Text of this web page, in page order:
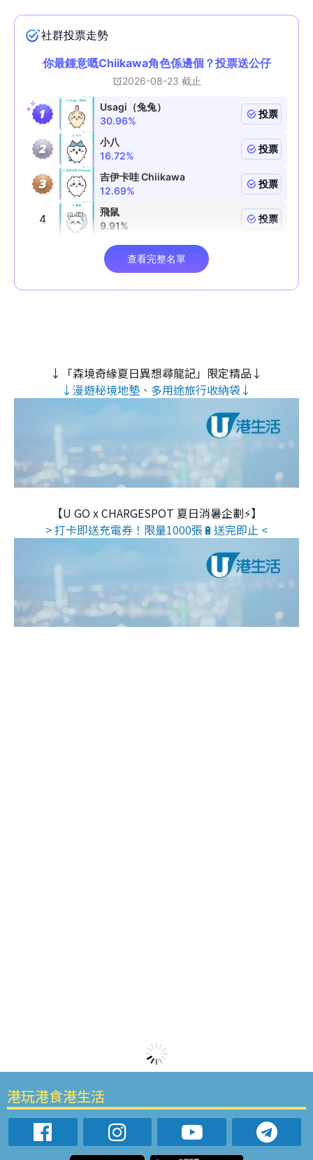
↓「森境奇緣夏日異想尋龍記」限定精品↓
↓漫遊秘境地墊、多用途旅行收納袋↓
【U GO x CHARGESPOT 夏日消暑企劃⚡】
> 打卡即送充電券！限量1000張🔋送完即止 <
港玩港食港生活